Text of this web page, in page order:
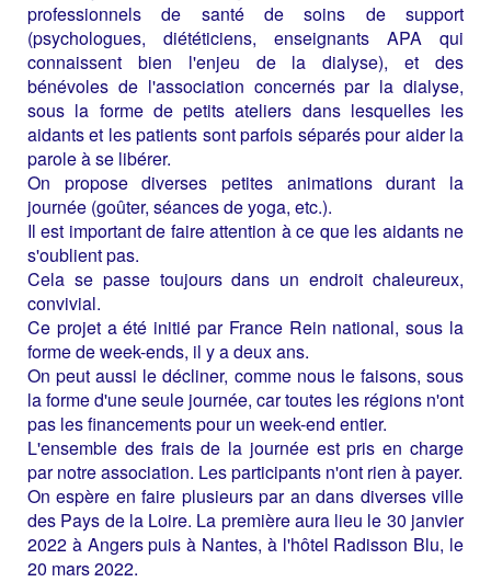
professionnels de santé de soins de support
(psychologues, diététiciens, enseignants APA qui
connaissent bien l'enjeu de la dialyse), et des
bénévoles de l'association concernés par la dialyse,
sous la forme de petits ateliers dans lesquelles les
aidants et les patients sont parfois séparés pour aider la
parole à se libérer.
On propose diverses petites animations durant la
journée (goûter, séances de yoga, etc.).
Il est important de faire attention à ce que les aidants ne
s'oublient pas.
Cela se passe toujours dans un endroit chaleureux,
convivial.
Ce projet a été initié par France Rein national, sous la
forme de week-ends, il y a deux ans.
On peut aussi le décliner, comme nous le faisons, sous
la forme d'une seule journée, car toutes les régions n'ont
pas les financements pour un week-end entier.
L'ensemble des frais de la journée est pris en charge
par notre association. Les participants n'ont rien à payer.
On espère en faire plusieurs par an dans diverses ville
des Pays de la Loire. La première aura lieu le 30 janvier
2022 à Angers puis à Nantes, à l'hôtel Radisson Blu, le
20 mars 2022.